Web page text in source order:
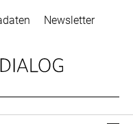
Newsletter